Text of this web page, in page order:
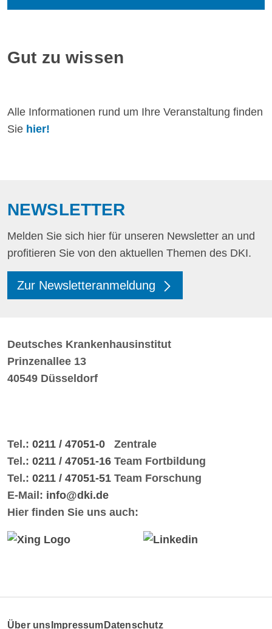
Gut zu wissen
Alle Informationen rund um Ihre Veranstaltung finden
Sie hier!
NEWSLETTER
Melden Sie sich hier für unseren Newsletter an und
profitieren Sie von den aktuellen Themen des DKI.
Zur Newsletteranmeldung
Deutsches Krankenhausinstitut
Prinzenallee 13
40549 Düsseldorf
Tel.: 0211 / 47051-0 Zentrale
Tel.: 0211 / 47051-16 Team Fortbildung
Tel.: 0211 / 47051-51 Team Forschung
E-Mail: info@dki.de
Hier finden Sie uns auch:
Über uns Impressum Datenschutz